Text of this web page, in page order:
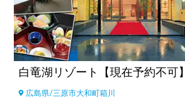
白竜湖リゾート【現在予約不可】
広島県/ 三原市大和町箱川